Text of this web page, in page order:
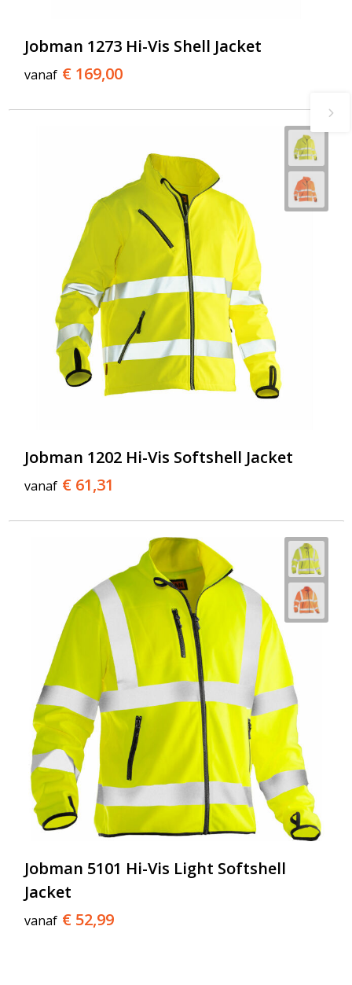
Jobman 1273 Hi-Vis Shell Jacket
vanaf € 169,00
Jobman 1202 Hi-Vis Softshell Jacket
vanaf € 61,31
Jobman 5101 Hi-Vis Light Softshell
Jacket
vanaf € 52,99